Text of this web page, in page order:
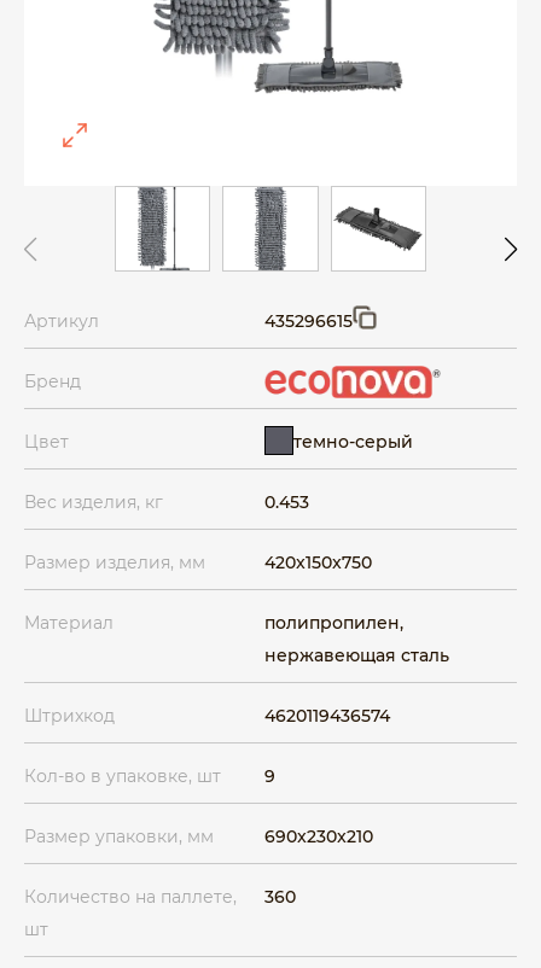
Артикул 435296615
Бренд
Цвет темно-серый
Вес изделия, кг 0.453
Размер изделия, мм 420x150x750
Материал
полипропилен,
нержавеющая сталь
Штрихкод 4620119436574
Кол-во в упаковке, шт 9
Размер упаковки, мм 690x230x210
Количество на паллете,
шт
360